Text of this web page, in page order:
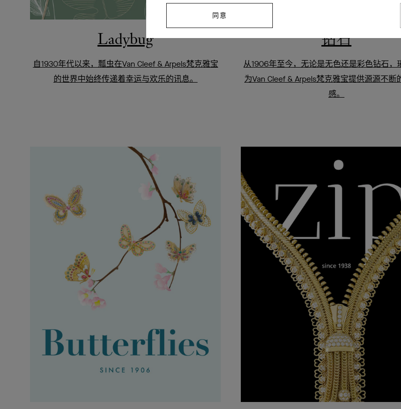
Ladybug
自1930年代以来，瓢虫在Van Cleef & Arpels梵克雅宝
的世界中始终传递着幸运与欢乐的讯息。
钻石
从1906年至今，无论是无色还是彩色钻石，
为Van Cleef & Arpels梵克雅宝提供源源不断
感。
同意